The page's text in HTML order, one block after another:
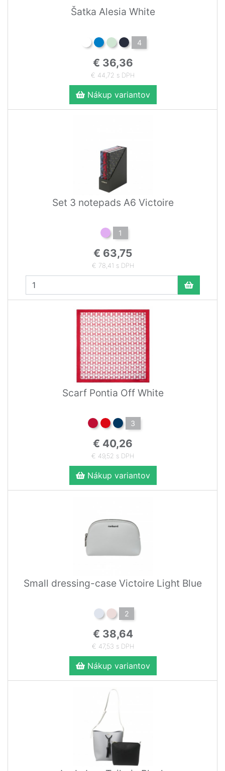
Šatka Alesia White
4
€ 36,36
€ 44,72 s DPH
Nákup variantov
Set 3 notepads A6 Victoire
1
€ 63,75
€ 78,41 s DPH
Scarf Pontia Off White
3
€ 40,26
€ 49,52 s DPH
Nákup variantov
Small dressing-case Victoire Light Blue
2
€ 38,64
€ 47,53 s DPH
Nákup variantov